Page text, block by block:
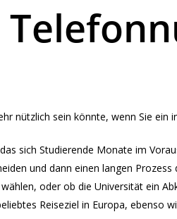
nützlich sein könnte, wenn Sie ein
sich Studierende Monate im
und dann einen langen
oder ob die Universität ein
Reiseziel in Europa, ebenso